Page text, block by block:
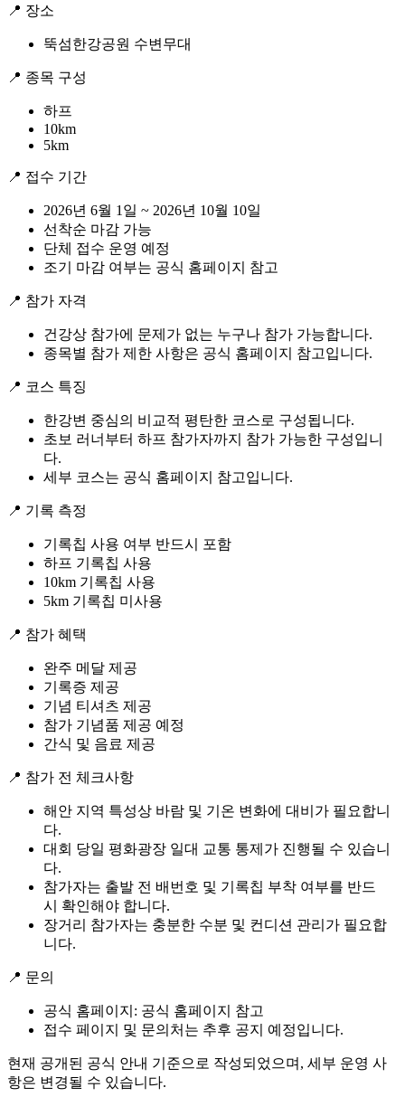
📍 장소
뚝섬한강공원 수변무대
📍 종목 구성
하프
10km
5km
📍 접수 기간
2026년 6월 1일 ~ 2026년 10월 10일
선착순 마감 가능
단체 접수 운영 예정
조기 마감 여부는 공식 홈페이지 참고
📍 참가 자격
건강상 참가에 문제가 없는 누구나 참가 가능합니다.
종목별 참가 제한 사항은 공식 홈페이지 참고입니다.
📍 코스 특징
한강변 중심의 비교적 평탄한 코스로 구성됩니다.
초보 러너부터 하프 참가자까지 참가 가능한 구성입니
다.
세부 코스는 공식 홈페이지 참고입니다.
📍 기록 측정
기록칩 사용 여부 반드시 포함
하프 기록칩 사용
10km 기록칩 사용
5km 기록칩 미사용
📍 참가 혜택
완주 메달 제공
기록증 제공
기념 티셔츠 제공
참가 기념품 제공 예정
간식 및 음료 제공
📍 참가 전 체크사항
해안 지역 특성상 바람 및 기온 변화에 대비가 필요합니
다.
대회 당일 평화광장 일대 교통 통제가 진행될 수 있습니
다.
참가자는 출발 전 배번호 및 기록칩 부착 여부를 반드
시 확인해야 합니다.
장거리 참가자는 충분한 수분 및 컨디션 관리가 필요합
니다.
📍 문의
공식 홈페이지: 공식 홈페이지 참고
접수 페이지 및 문의처는 추후 공지 예정입니다.
현재 공개된 공식 안내 기준으로 작성되었으며, 세부 운영 사
항은 변경될 수 있습니다.